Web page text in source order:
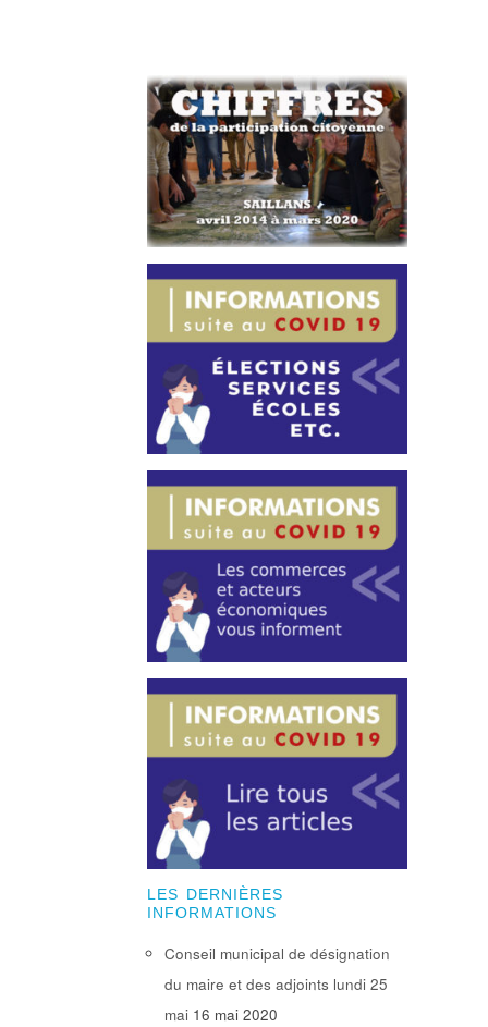
LES DERNIÈRES
INFORMATIONS
Conseil municipal de désignation
du maire et des adjoints lundi 25
mai 16 mai 2020